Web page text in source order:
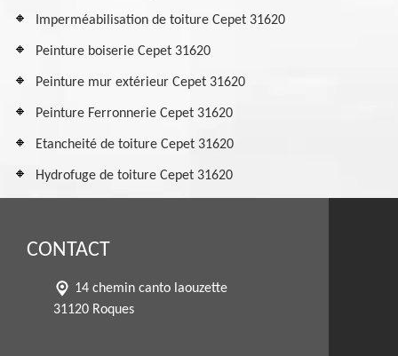
Imperméabilisation de toiture Cepet 31620
Peinture boiserie Cepet 31620
Peinture mur extérieur Cepet 31620
Peinture Ferronnerie Cepet 31620
Etancheité de toiture Cepet 31620
Hydrofuge de toiture Cepet 31620
CONTACT
14 chemin canto laouzette
31120 Roques